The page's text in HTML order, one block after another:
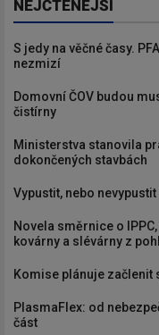
NEJČTENĚJŠÍ
S jedy na věčné časy.
nezmizí
Domovní ČOV budou
čistírny
Ministerstva stanovila
dokončených stavbách
Vypustit, nebo
Novela směrnice o
kovárny a slévárny z
Komise plánuje začlenit
PlasmaFlex: od
část